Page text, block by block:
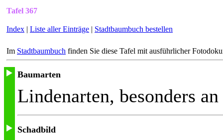
Tafel 367
Index | Liste aller Einträge | Stadtbaumbuch bestellen
Im Stadtbaumbuch finden Sie diese Tafel mit ausführlicher
Baumarten
Lindenarten, besonders
Schadbild